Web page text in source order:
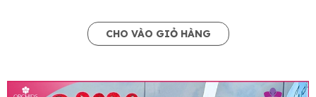
CHO VÀO GIỎ HÀNG